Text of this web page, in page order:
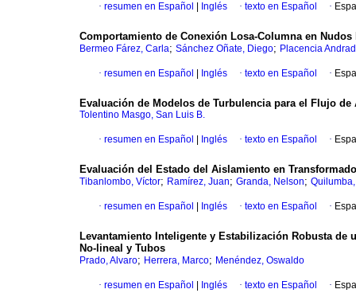
· resumen en Español Inglés · texto en Español ·
Comportamiento de Conexión Losa-Columna en
Bermeo Fárez, Carla; Sánchez Oñate, Diego; Placencia
· resumen en Español Inglés · texto en Español ·
Evaluación de Modelos de Turbulencia para el Flujo
Tolentino Masgo, San Luis B.
· resumen en Español Inglés · texto en Español ·
Evaluación del Estado del Aislamiento en
Tibanlombo, Víctor; Ramírez, Juan; Granda, Nelson;
· resumen en Español Inglés · texto en Español ·
Levantamiento Inteligente y Estabilización Robusta
No-lineal y Tubos
Prado, Alvaro; Herrera, Marco; Menéndez, Oswaldo
· resumen en Español Inglés · texto en Español ·